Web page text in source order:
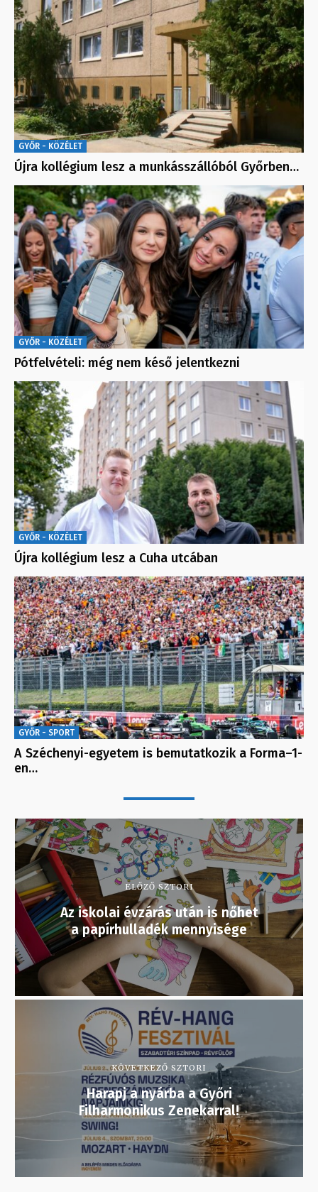
GYŐR - KÖZÉLET
Újra kollégium lesz a munkásszállóból Győrben…
GYŐR - KÖZÉLET
Pótfelvételi: még nem késő jelentkezni
GYŐR - KÖZÉLET
Újra kollégium lesz a Cuha utcában
GYŐR - SPORT
A Széchenyi-egyetem is bemutatkozik a Forma–1-
en…
ELŐZŐ SZTORI
Az iskolai évzárás után is nőhet
a papírhulladék mennyisége
KÖVETKEZŐ SZTORI
Harapj a nyárba a Győri
Filharmonikus Zenekarral!